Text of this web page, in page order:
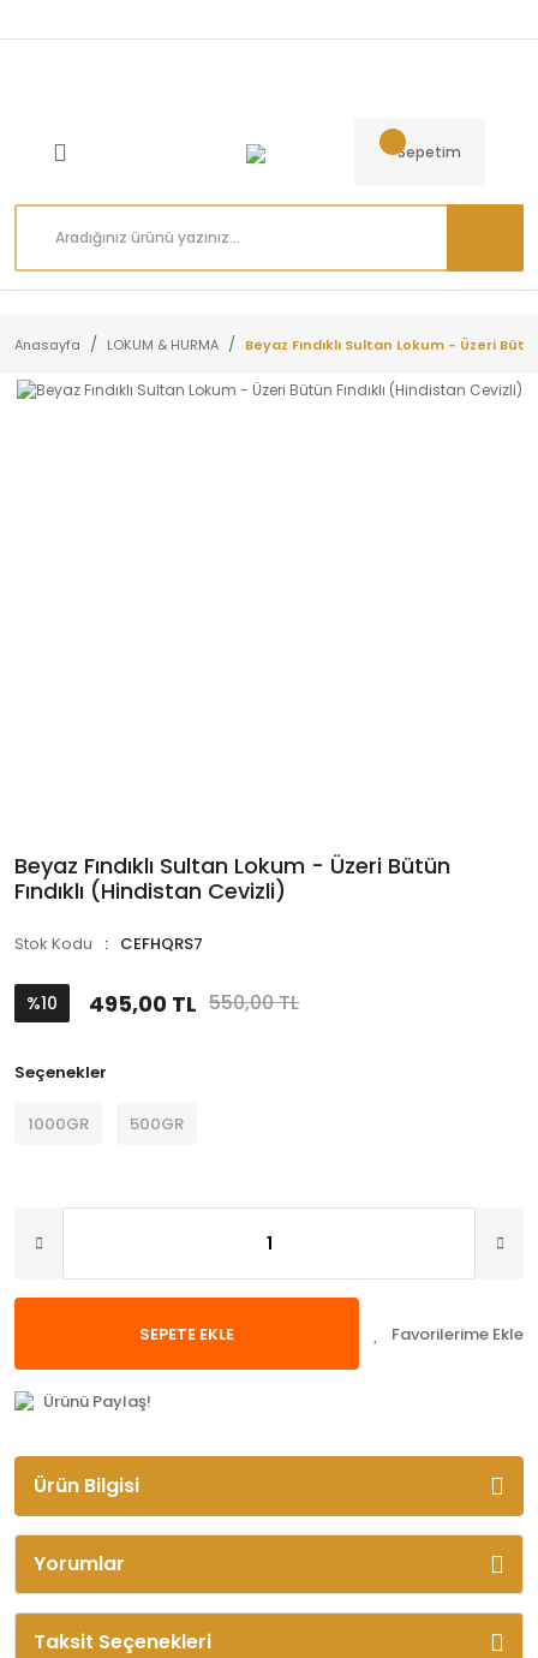
Sepetim
Anasayfa LOKUM & HURMA Beyaz Fındıklı Sultan Lokum - Üzeri
Beyaz Fındıklı Sultan Lokum - Üzeri Bütün
Fındıklı (Hindistan Cevizli)
Stok Kodu CEFHQRS7
%10 495,00 TL 550,00 TL
Seçenekler
1000GR 500GR
SEPETE EKLE
Ürünü Paylaş!
Ürün Bilgisi
Yorumlar
Taksit Seçenekleri